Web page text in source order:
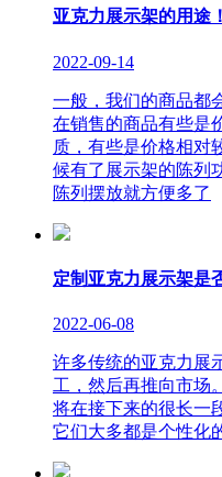
亚克力展示架的用途！
2022-09-14
一般，我们的商品都
在销售的商品有些是
质，有些是价格相对
候有了展示架的陈列
陈列摆放就方便多了
定制亚克力展示架是
2022-06-08
许多传统的亚克力展
工，然后再推向市场
将在接下来的很长一
它们大多都是个性化